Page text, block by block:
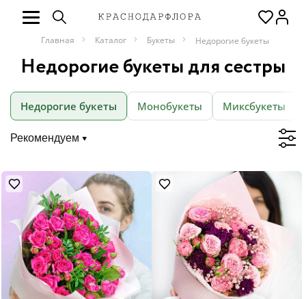
Главная Каталог Букеты Недорогие букеты
Недорогие букеты для сестры
Недорогие букеты Монобукеты Миксбукеты
Рекомендуем